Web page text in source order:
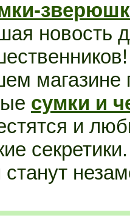
новость
магазине
сумки и
и
станут